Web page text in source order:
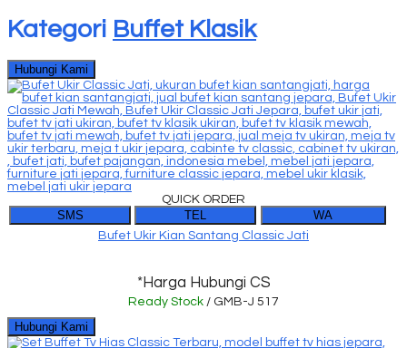
Kategori Buffet Klasik
Hubungi Kami
QUICK ORDER
SMS TEL WA
Bufet Ukir Kian Santang Classic Jati
*Harga Hubungi CS
Ready Stock / GMB-J 517
Hubungi Kami